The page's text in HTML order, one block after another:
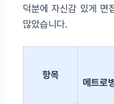
덕분에 자신감 있게 면
많았습니다.
항목
메트로